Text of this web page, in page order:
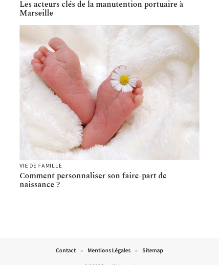
Les acteurs clés de la manutention portuaire à
Marseille
VIE DE FAMILLE
Comment personnaliser son faire-part de
naissance ?
Contact Mentions Légales Sitemap